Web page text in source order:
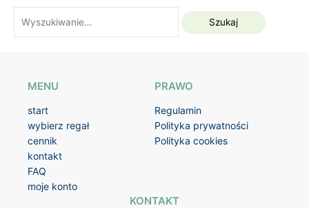
MENU
start
wybierz regał
cennik
kontakt
FAQ
moje konto
PRAWO
Regulamin
Polityka prywatności
Polityka cookies
KONTAKT